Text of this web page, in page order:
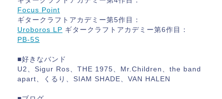
Focus Point
ギタークラフトアカデミー第5作目：
Uroboros LP ギタークラフトアカデミー第6作目：
PB-5S
■好きなバンド
U2、Sigur Ros、THE 1975、Mr.Children、the band
apart、くるり、SIAM SHADE、VAN HALEN